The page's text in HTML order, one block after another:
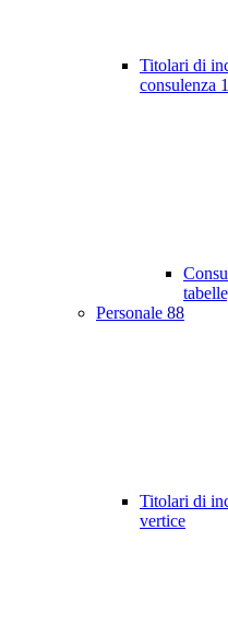
Titolari di
consulenza
Personale 88
Titolari di
vertice